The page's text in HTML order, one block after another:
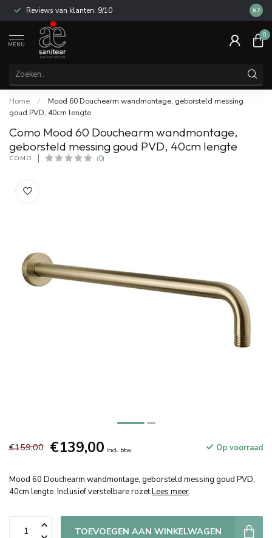
Reviews van klanten: 9/10 14
8.7
MENU
0
Home /
Mood 60 Douchearm wandmontage, geborsteld messing
goud PVD, 40cm lengte
Como Mood 60 Douchearm wandmontage,
geborsteld messing goud PVD, 40cm lengte
COMO (0)
€159,00 €139,00 Incl. btw Op voorraad
Mood 60 Douchearm wandmontage, geborsteld messing goud PVD,
40cm lengte. Inclusief verstelbare rozetLees meer.
TOEVOEGEN AAN WINKELWAGEN